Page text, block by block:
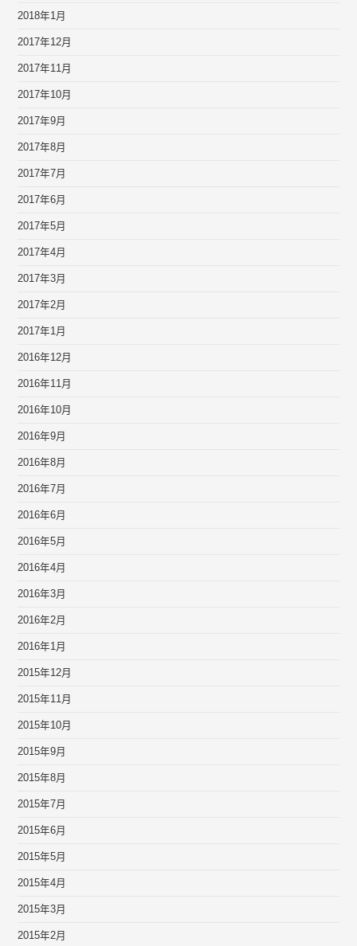
2018年1月
2017年12月
2017年11月
2017年10月
2017年9月
2017年8月
2017年7月
2017年6月
2017年5月
2017年4月
2017年3月
2017年2月
2017年1月
2016年12月
2016年11月
2016年10月
2016年9月
2016年8月
2016年7月
2016年6月
2016年5月
2016年4月
2016年3月
2016年2月
2016年1月
2015年12月
2015年11月
2015年10月
2015年9月
2015年8月
2015年7月
2015年6月
2015年5月
2015年4月
2015年3月
2015年2月